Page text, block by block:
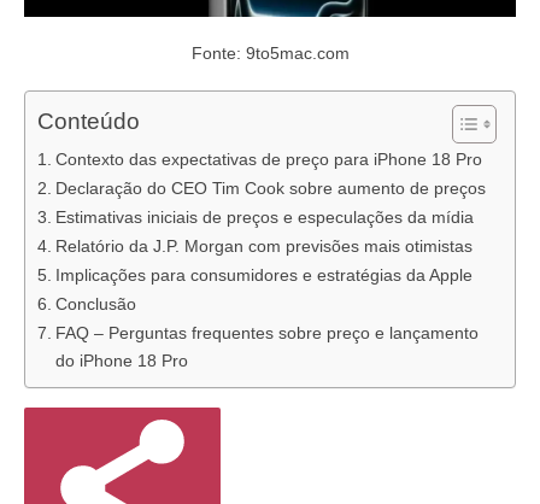
Fonte: 9to5mac.com
Conteúdo
Contexto das expectativas de preço para iPhone 18 Pro
Declaração do CEO Tim Cook sobre aumento de preços
Estimativas iniciais de preços e especulações da mídia
Relatório da J.P. Morgan com previsões mais otimistas
Implicações para consumidores e estratégias da Apple
Conclusão
FAQ – Perguntas frequentes sobre preço e lançamento
do iPhone 18 Pro